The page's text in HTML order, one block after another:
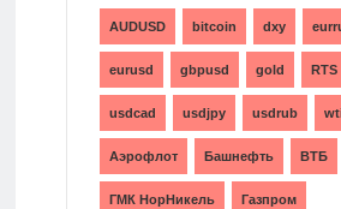
AUDUSD bitcoin dxy
eurusd gbpusd gold RTS
usdcad usdjpy usdrub
Аэрофлот Башнефть ВТБ
ГМК НорНикель Газпром